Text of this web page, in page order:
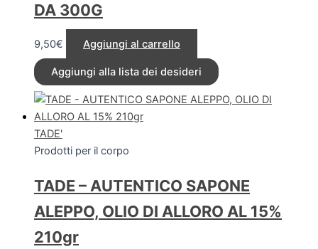
DA 300G
9,50€ Aggiungi al carrello
Aggiungi alla lista dei desideri
TADE'
Prodotti per il corpo
TADE – AUTENTICO SAPONE
ALEPPO, OLIO DI ALLORO AL 15%
210gr